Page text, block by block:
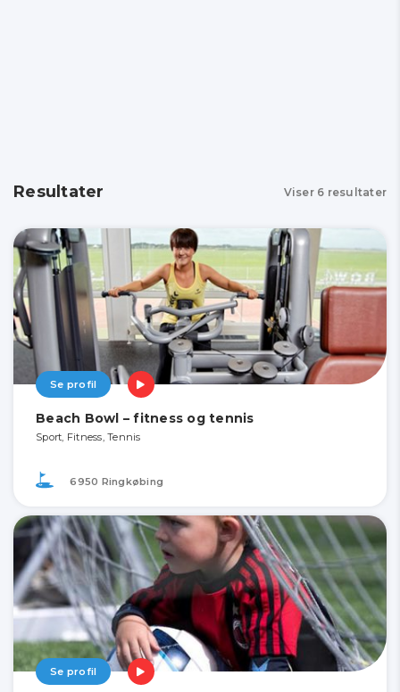
Resultater Viser 6 resultater
Se profil
Beach Bowl – fitness og tennis
Sport, Fitness, Tennis
6950 Ringkøbing
Se profil